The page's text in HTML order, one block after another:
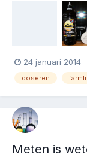
bijzonder handig
eenvoudig zijn
24 januari 2014
doseren
Meten is